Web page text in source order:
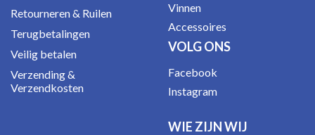
Retourneren & Ruilen
Terugbetalingen
Veilig betalen
Verzending &
Verzendkosten
Vinnen
Accessoires
VOLG ONS
Facebook
Instagram
WIE ZIJN WIJ